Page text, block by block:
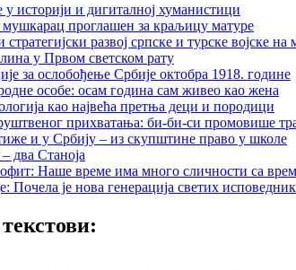
историји и дигиталној хуманистици
проглашен за краљицу матуре
развој српске и турске војске
у Првом светском рату
за ослобођење Србије октобра 1918. године
особе: осам година сам живео као жена
као највећа претња деци и породици
прихватања: би-би-си промовише
и у Србију – из скупштине право у школе
два Станоја
Наше време има много сличности са
Почела је нова генерација светих